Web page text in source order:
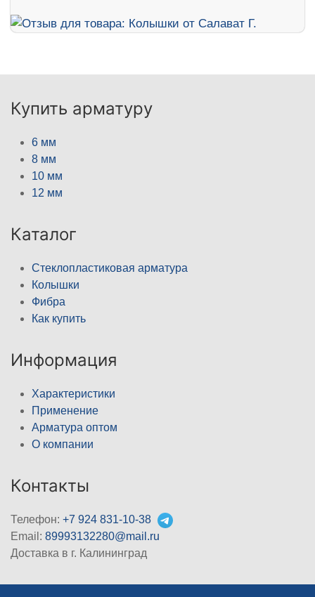
Купить арматуру
6 мм
8 мм
10 мм
12 мм
Каталог
Стеклопластиковая арматура
Колышки
Фибра
Как купить
Информация
Характеристики
Применение
Арматура оптом
О компании
Контакты
Телефон: +7 924 831-10-38
Email: 89993132280@mail.ru
Доставка в г. Калининград